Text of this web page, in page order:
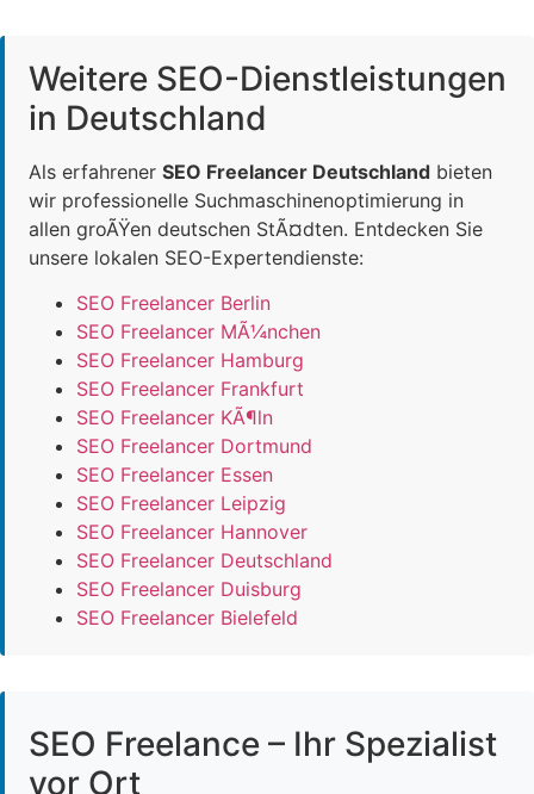
Weitere SEO-Dienstleistungen
in Deutschland
Als erfahrener SEO Freelancer Deutschland bieten
wir professionelle Suchmaschinenoptimierung in
allen groÃŸen deutschen StÃ¤dten. Entdecken Sie
unsere lokalen SEO-Expertendienste:
SEO Freelancer Berlin
SEO Freelancer MÃ¼nchen
SEO Freelancer Hamburg
SEO Freelancer Frankfurt
SEO Freelancer KÃ¶ln
SEO Freelancer Dortmund
SEO Freelancer Essen
SEO Freelancer Leipzig
SEO Freelancer Hannover
SEO Freelancer Deutschland
SEO Freelancer Duisburg
SEO Freelancer Bielefeld
SEO Freelance – Ihr Spezialist
vor Ort